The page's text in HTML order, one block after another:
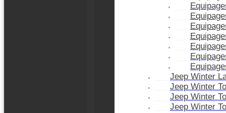
Jeep Winter
Jeep Winter
Jeep Winter
Jeep Winter